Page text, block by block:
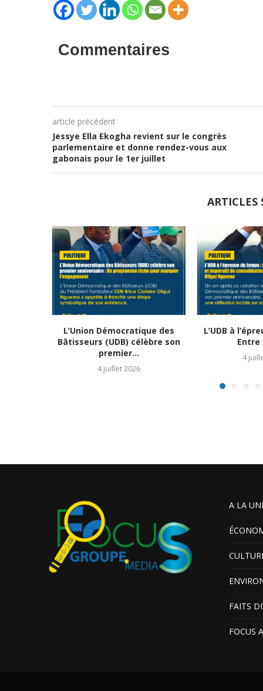
Commentaires
article précédent
Jessye Ella Ekogha revient sur le congrès
parlementaire et donne rendez-vous aux
gabonais pour le 1er juillet
ARTICLES
L’Union Démocratique des
Bâtisseurs (UDB) célèbre son
premier...
4 juillet 2026
L’UDB à
Entre
4
A LA
FAITS
FOCUS